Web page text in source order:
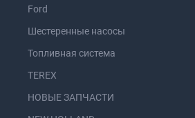
Ford
Шестеренные насосы
Топливная система
TEREX
НОВЫЕ ЗАПЧАСТИ